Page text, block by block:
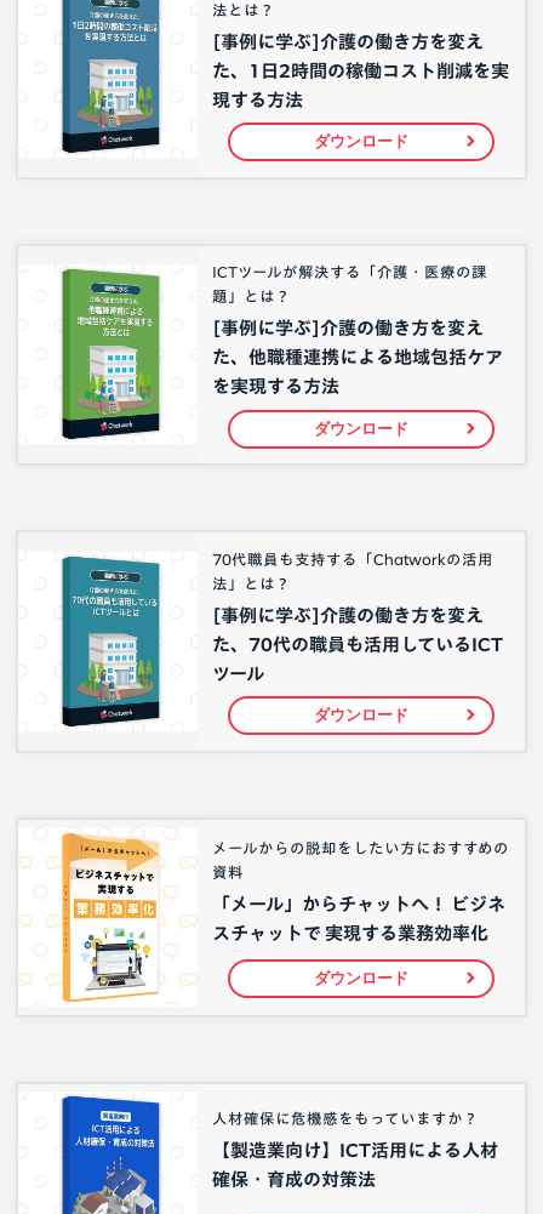
法とは？
[事例に学ぶ]介護の働き方を変え
た、1日2時間の稼働コスト削減を実
現する方法
ダウンロード
ICTツールが解決する「介護・医療の課
題」とは？
[事例に学ぶ]介護の働き方を変え
た、他職種連携による地域包括ケア
を実現する方法
ダウンロード
70代職員も支持する「Chatworkの活用
法」とは？
[事例に学ぶ]介護の働き方を変え
た、70代の職員も活用しているICT
ツール
ダウンロード
メールからの脱却をしたい方におすすめの
資料
「メール」からチャットへ！ ビジネ
スチャットで 実現する業務効率化
ダウンロード
人材確保に危機感をもっていますか？
【製造業向け】ICT活用による人材
確保・育成の対策法